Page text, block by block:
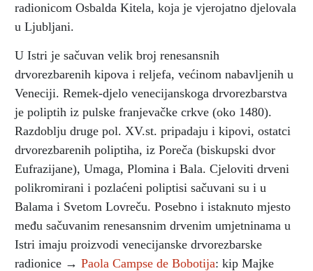
radionicom Osbalda Kitela, koja je vjerojatno djelovala
u Ljubljani.
U Istri je sačuvan velik broj renesansnih
drvorezbarenih kipova i reljefa, većinom nabavljenih u
Veneciji. Remek-djelo venecijanskoga drvorezbarstva
je poliptih iz pulske franjevačke crkve (oko 1480).
Razdoblju druge pol. XV.st. pripadaju i kipovi, ostatci
drvorezbarenih poliptiha, iz Poreča (biskupski dvor
Eufrazijane), Umaga, Plomina i Bala. Cjeloviti drveni
polikromirani i pozlaćeni poliptisi sačuvani su i u
Balama i Svetom Lovreču. Posebno i istaknuto mjesto
među sačuvanim renesansnim drvenim umjetninama u
Istri imaju proizvodi venecijanske drvorezbarske
radionice → Paola Campse de Bobotija: kip Majke